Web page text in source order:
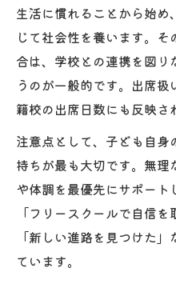
生活に慣れることから始
じて社会性を養います。
合は、学校との連携を図
うのが一般的です。出席
籍校の出席日数にも反映さ
注意点として、子ども自
持ちが最も大切です。無
や体調を最優先にサポー
「フリースクールで自信
「新しい進路を見つけた
ています。